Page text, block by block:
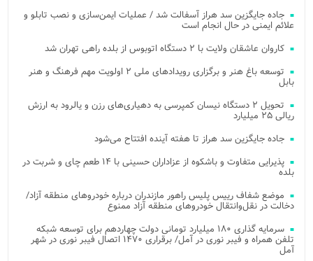
جاده جایگزین سد هراز آسفالت شد / عملیات ایمن‌سازی و نصب تابلو و
علائم ایمنی در حال انجام است
کاروان عاشقان ولایت با ۲ دستگاه اتوبوس از بلده راهی تهران شد
توسعه باغ هنر و برگزاری رویدادهای ملی ۲ اولویت مهم فرهنگ و هنر
بابل
تحویل ۲ دستگاه نیسان کمپرسی به دهیاری‌های رزن و یالرود به ارزش
ریالی ۲۵ میلیارد
جاده جایگزین سد هراز تا هفته آینده افتتاح می‌شود
پذیرایی متفاوت و باشکوه از عزاداران حسینی با ۱۴ طعم چای و شربت در
بلده
موضع شفاف رییس پلیس راهور مازندران درباره خودروهای منطقه آزاد/
دخالت در نقل‌وانتقال خودروهای منطقه آزاد ممنوع
سرمایه گذاری ۱۸۰ میلیارد تومانی دولت چهاردهم برای توسعه شبکه
تلفن همراه و فیبر نوری در آمل/ برقراری ۱۴۷۰ اتصال فیبر نوری در شهر
آمل